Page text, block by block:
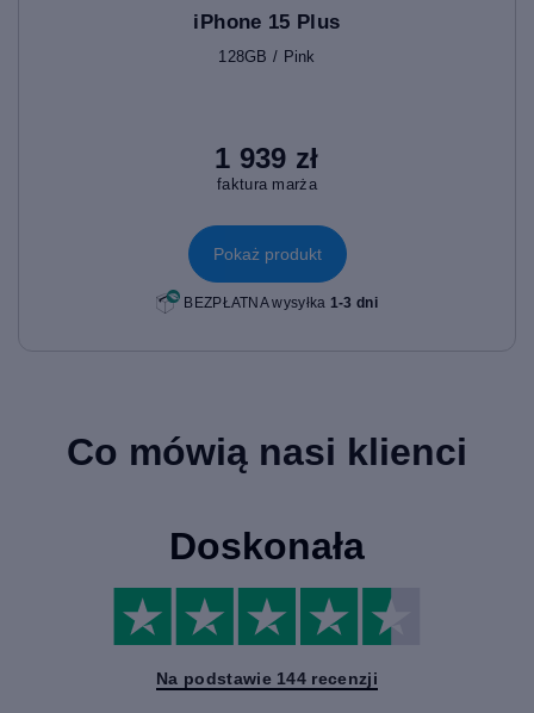
iPhone 15 Plus
128GB / Pink
1 939 zł
faktura marża
Pokaż produkt
BEZPŁATNA wysyłka 1-3 dni
Co mówią nasi klienci
Doskonała
Na podstawie 144 recenzji